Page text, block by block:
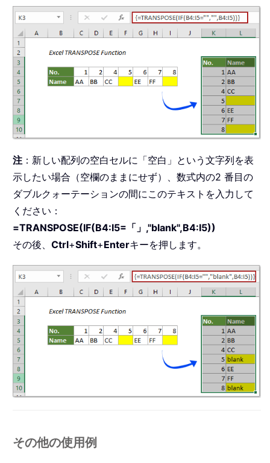
注 ：新しい配列の空白セルに「空白」という文字列を表
示したい場合（空欄のままにせず）、数式内の2 番目の
ダブルクォーテーションの間にこのテキストを入力して
ください：
=TRANSPOSE(IF(B4:I5=「」,"blank",B4:I5))
その後、 Ctrl+Shift+Enterキーを押します。
その他の使用例